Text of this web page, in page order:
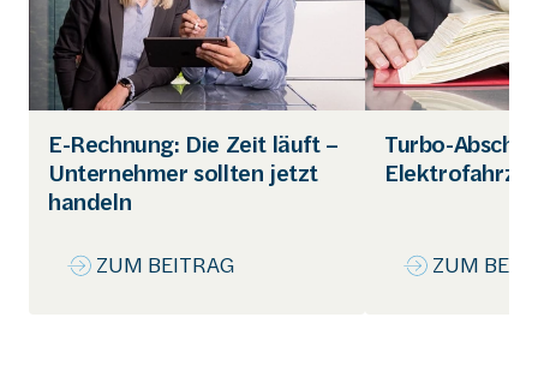
E-Rechnung: Die Zeit läuft –
Unternehmer sollten jetzt
handeln
ZUM BEITRAG
Turbo-
ZUM